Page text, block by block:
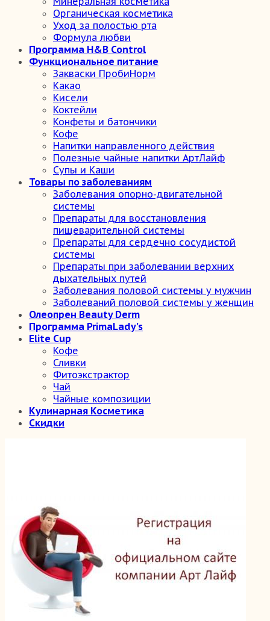
Органическая косметика
Уход за полостью рта
Формула любви
Программа H&B Control
Функциональное питание
Закваски ПробиНорм
Какао
Кисели
Коктейли
Конфеты и батончики
Кофе
Напитки направленного действия
Полезные чайные напитки АртЛайф
Супы и Каши
Товары по заболеваниям
Заболевания опорно-двигательной
системы
Препараты для восстановления
пищеварительной системы
Препараты для сердечно сосудистой
системы
Препараты при заболевании верхних
дыхательных путей
Заболевания половой системы у мужчин
Заболеваний половой системы у женщин
Олеопрен Beauty Derm
Программа PrimaLady’s
Elite Cup
Кофе
Сливки
Фитоэкстрактор
Чай
Чайные композиции
Кулинарная Косметика
Скидки